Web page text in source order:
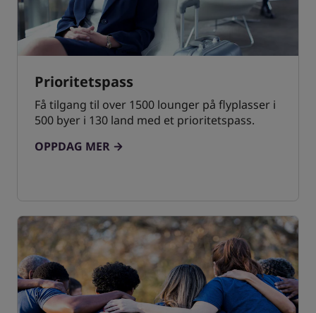
Prioritetspass
Få tilgang til over 1500 lounger på flyplasser i
500 byer i 130 land med et prioritetspass.
OPPDAG MER